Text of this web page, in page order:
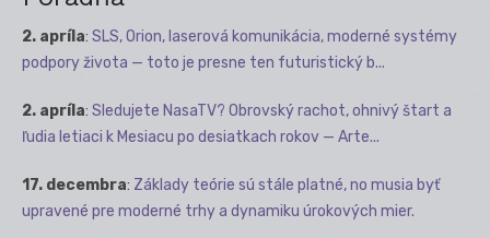
2. apríla: SLS, Orion, laserová komunikácia, moderné systémy
podpory života — toto je presne ten futuristický b...
2. apríla: Sledujete NasaTV? Obrovský rachot, ohnivý štart a
ľudia letiaci k Mesiacu po desiatkach rokov — Arte...
17. decembra: Základy teórie sú stále platné, no musia byť
upravené pre moderné trhy a dynamiku úrokových mier.